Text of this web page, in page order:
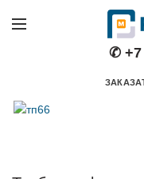
✆ +7